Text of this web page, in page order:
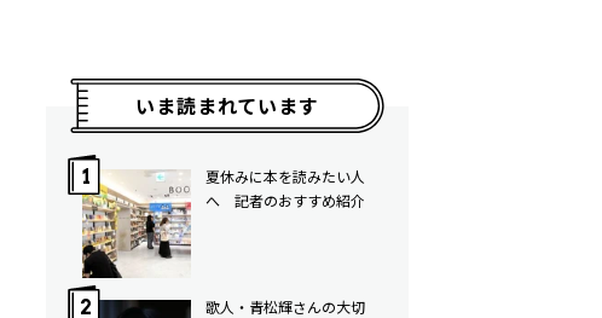
いま読まれています
夏休みに本を読みたい人
へ 記者のおすすめ紹介
歌人・青松輝さんの大切